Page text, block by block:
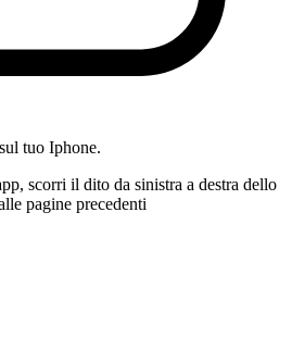
tuo Iphone.
scorri il dito da sinistra a destra dello
pagine precedenti